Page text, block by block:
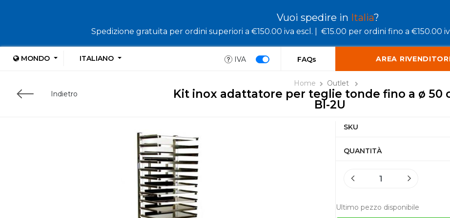
Vuoi spedire in Italia?
Spedizione gratuita per ordini superiori a €150.00 iva escl. | €15.00 per ordini fino a €150.00
MONDO ITALIANO IVA FAQs AREA
Indietro
Home Outlet
Kit inox adattatore per teglie tonde fino a ø 50
BI-2U
SKU
QUANTITÀ
Ultimo pezzo disponibile